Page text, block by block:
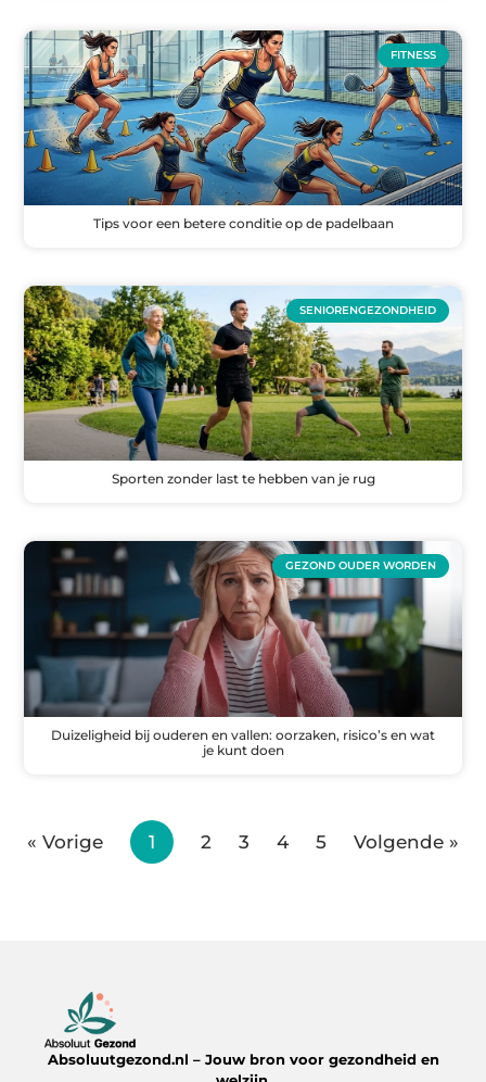
FITNESS
Tips voor een betere conditie op de padelbaan
SENIORENGEZONDHEID
Sporten zonder last te hebben van je rug
GEZOND OUDER WORDEN
Duizeligheid bij ouderen en vallen: oorzaken, risico’s en wat
je kunt doen
« Vorige 1 2 3 4 5 Volgende »
Absoluutgezond.nl – Jouw bron voor gezondheid en